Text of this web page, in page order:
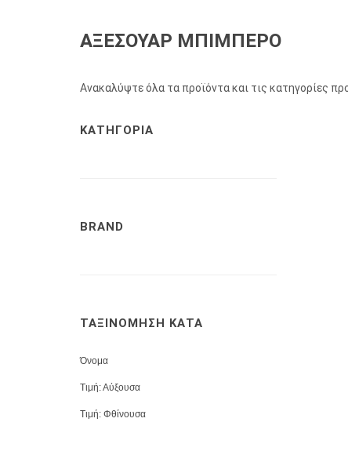
ΑΞΕΣΟΥΑΡ ΜΠΙΜΠΕΡΟ
Ανακαλύψτε όλα τα προϊόντα και τις κατηγορίες
ΚΑΤΗΓΟΡΙΑ
BRAND
ΤΑΞΙΝΟΜΗΣΗ ΚΑΤΑ
Όνομα
Τιμή: Αύξουσα
Τιμή: Φθίνουσα